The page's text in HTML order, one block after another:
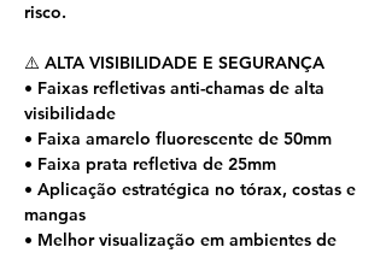
risco.
⚠️ ALTA VISIBILIDADE E SEGURANÇA
• Faixas refletivas anti-chamas de alta
visibilidade
• Faixa amarelo fluorescente de 50mm
• Faixa prata refletiva de 25mm
• Aplicação estratégica no tórax, costas e
mangas
• Melhor visualização em ambientes de